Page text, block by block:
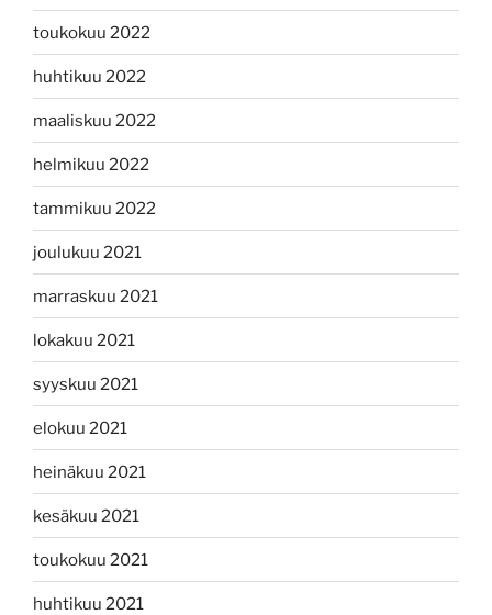
toukokuu 2022
huhtikuu 2022
maaliskuu 2022
helmikuu 2022
tammikuu 2022
joulukuu 2021
marraskuu 2021
lokakuu 2021
syyskuu 2021
elokuu 2021
heinäkuu 2021
kesäkuu 2021
toukokuu 2021
huhtikuu 2021